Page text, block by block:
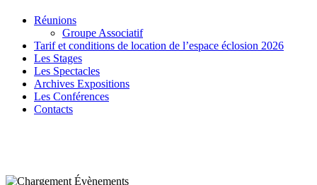
Réunions
Groupe Associatif
Tarif et conditions de location de l’espace éclosion 2026
Les Stages
Les Spectacles
Archives Expositions
Les Conférences
Contacts